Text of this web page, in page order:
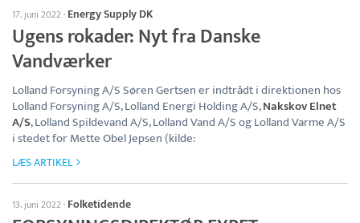
17. juni 2022· Energy Supply DK
Ugens rokader: Nyt fra Danske
Vandværker
Lolland Forsyning A/S Søren Gertsen er indtrådt i direktionen hos
Lolland Forsyning A/S, Lolland Energi Holding A/S,Nakskov Elnet
A/S, Lolland Spildevand A/S, Lolland Vand A/S og Lolland Varme A/S
i stedet for Mette Obel Jepsen (kilde:
LÆS ARTIKEL
13. juni 2022· Folketidende